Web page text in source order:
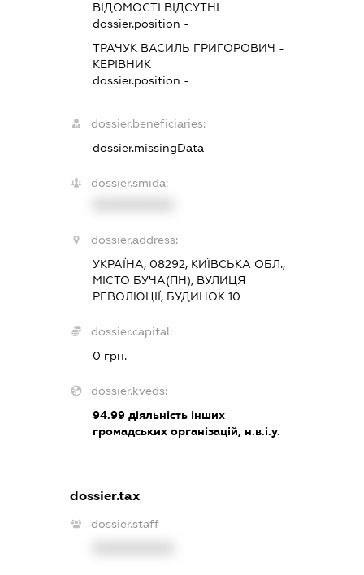
ВІДОМОСТІ ВІДСУТНІ
dossier.position -
ТРАЧУК ВАСИЛЬ ГРИГОРОВИЧ -
КЕРІВНИК
dossier.position -
dossier.beneficiaries:
dossier.missingData
dossier.smida:
dossier.address:
УКРАЇНА, 08292, КИЇВСЬКА ОБЛ.,
МІСТО БУЧА(ПН), ВУЛИЦЯ
РЕВОЛЮЦІЇ, БУДИНОК 10
dossier.capital:
0 грн.
dossier.kveds:
94.99 діяльність інших
громадських організацій, н.в.і.у.
dossier.tax
dossier.staff